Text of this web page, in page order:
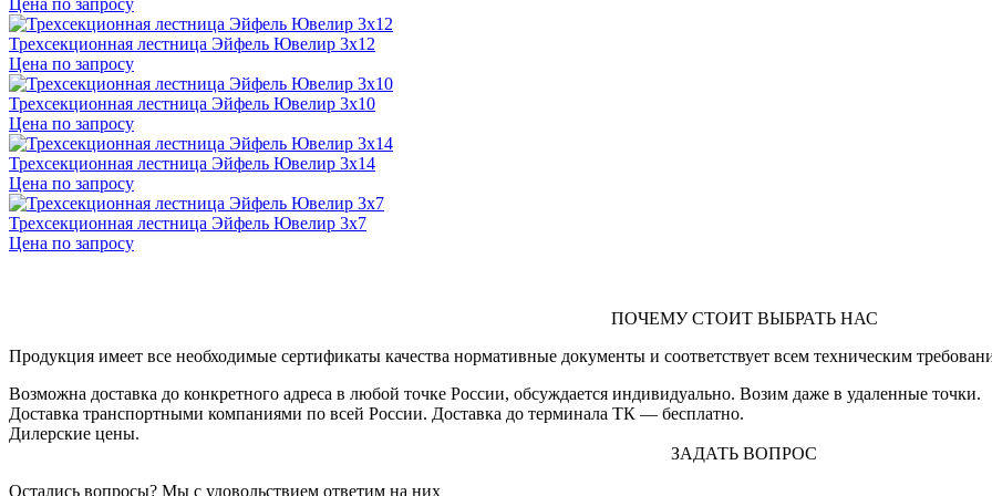
Трехсекционная лестница Эйфель Ювелир 3х12
Цена по запросу
Трехсекционная лестница Эйфель Ювелир 3х10
Цена по запросу
Трехсекционная лестница Эйфель Ювелир 3х14
Цена по запросу
Трехсекционная лестница Эйфель Ювелир 3х7
Цена по запросу
ПОЧЕМУ СТОИТ ВЫБРАТЬ НАС
Продукция имеет все необходимые сертификаты качества нормативные документы и соответствует всем техническим
Возможна доставка до конкретного адреса в любой точке России, обсуждается индивидуально. Возим даже в удаленные точки.
Доставка транспортными компаниями по всей России. Доставка до терминала ТК — бесплатно.
Дилерские цены.
ЗАДАТЬ ВОПРОС
Остались вопросы? Мы с удовольствием ответим на них